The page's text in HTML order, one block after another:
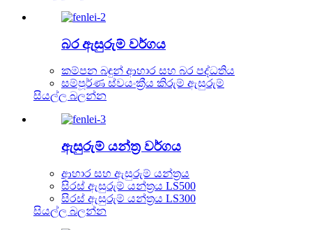
බර ඇසුරුම් වර්ගය
කම්පන බඳුන් ආහාර සහ බර පද්ධතිය
සම්පූර්ණ ස්වයංක්‍රීය කිරුම් ඇසුරුම්
සියල්ල බලන්න
ඇසුරුම් යන්ත්‍ර වර්ගය
ආහාර සහ ඇසුරුම් යන්ත්‍රය
සිරස් ඇසුරුම් යන්ත්‍රය LS500
සිරස් ඇසුරුම් යන්ත්‍රය LS300
සියල්ල බලන්න